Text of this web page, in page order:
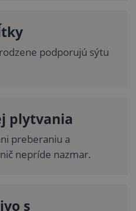
podporujú sýtu
plytvania
preberaniu a
nepríde nazmar.
s